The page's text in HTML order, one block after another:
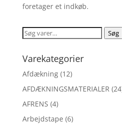
foretager et indkøb.
Søg
Søg
Varekategorier
Afdækning (12)
AFDÆKNINGSMATERIALER
AFRENS (4)
Arbejdstape (6)